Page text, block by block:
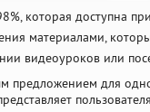
которая доступна
материалами,
видеоуроков или
предложением для